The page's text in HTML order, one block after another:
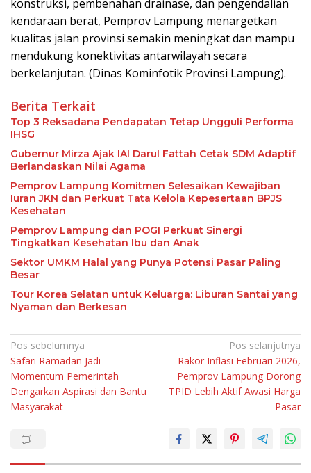
konstruksi, pembenahan drainase, dan pengendalian
kendaraan berat, Pemprov Lampung menargetkan
kualitas jalan provinsi semakin meningkat dan mampu
mendukung konektivitas antarwilayah secara
berkelanjutan. (Dinas Kominfotik Provinsi Lampung).
Berita Terkait
Top 3 Reksadana Pendapatan Tetap Ungguli Performa
IHSG
Gubernur Mirza Ajak IAI Darul Fattah Cetak SDM Adaptif
Berlandaskan Nilai Agama
Pemprov Lampung Komitmen Selesaikan Kewajiban
Iuran JKN dan Perkuat Tata Kelola Kepesertaan BPJS
Kesehatan
Pemprov Lampung dan POGI Perkuat Sinergi
Tingkatkan Kesehatan Ibu dan Anak
Sektor UMKM Halal yang Punya Potensi Pasar Paling
Besar
Tour Korea Selatan untuk Keluarga: Liburan Santai yang
Nyaman dan Berkesan
Navigasi
pos
Pos sebelumnya
Safari Ramadan Jadi
Momentum Pemerintah
Dengarkan Aspirasi dan Bantu
Masyarakat
Pos selanjutnya
Rakor Inflasi Februari 2026,
Pemprov Lampung Dorong
TPID Lebih Aktif Awasi Harga
Pasar